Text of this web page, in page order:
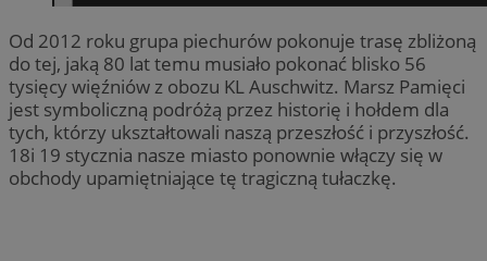
Od 2012 roku grupa piechurów pokonuje trasę zbliżoną
do tej, jaką 80 lat temu musiało pokonać blisko 56
tysięcy więźniów z obozu KL Auschwitz. Marsz Pamięci
jest symboliczną podróżą przez historię i hołdem dla
tych, którzy ukształtowali naszą przeszłość i przyszłość.
18i 19 stycznia nasze miasto ponownie włączy się w
obchody upamiętniające tę tragiczną tułaczkę.